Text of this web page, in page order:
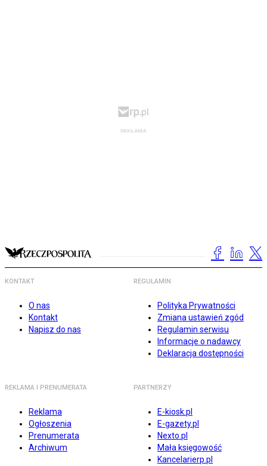
KONTAKT
O nas
Kontakt
Napisz do nas
REGULAMIN
Polityka Prywatności
Zmiana ustawień zgód
Regulamin serwisu
Informacje o nadawcy
Deklaracja dostępności
REKLAMA I PRENUMERATA
Reklama
Ogłoszenia
Prenumerata
Archiwum
PARTNERZY
E-kiosk.pl
E-gazety.pl
Nexto.pl
Mała księgowość
Kancelarierp.pl